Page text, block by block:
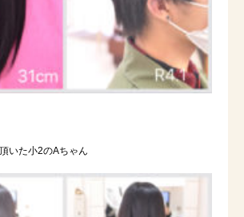
いた小2のAちゃん